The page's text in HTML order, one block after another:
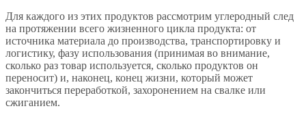
Для каждого из этих продуктов рассмотрим углеродный след
на протяжении всего жизненного цикла продукта: от
источника материала до производства, транспортировку и
логистику, фазу использования (принимая во внимание,
сколько раз товар используется, сколько продуктов он
переносит) и, наконец, конец жизни, который может
закончиться переработкой, захоронением на свалке или
сжиганием.